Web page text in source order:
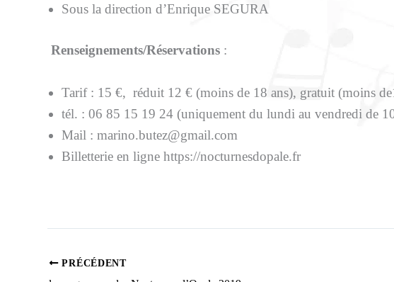
Sous la direction d’Enrique SEGURA
Renseignements/Réservations :
Tarif : 15 €, réduit 12 € (moins de 18 ans), gratuit (moins
tél. : 06 85 15 19 24 (uniquement du lundi au vendredi de
Mail : marino.butez@gmail.com
Billetterie en ligne https://nocturnesdopale.fr
PRÉCÉDENT